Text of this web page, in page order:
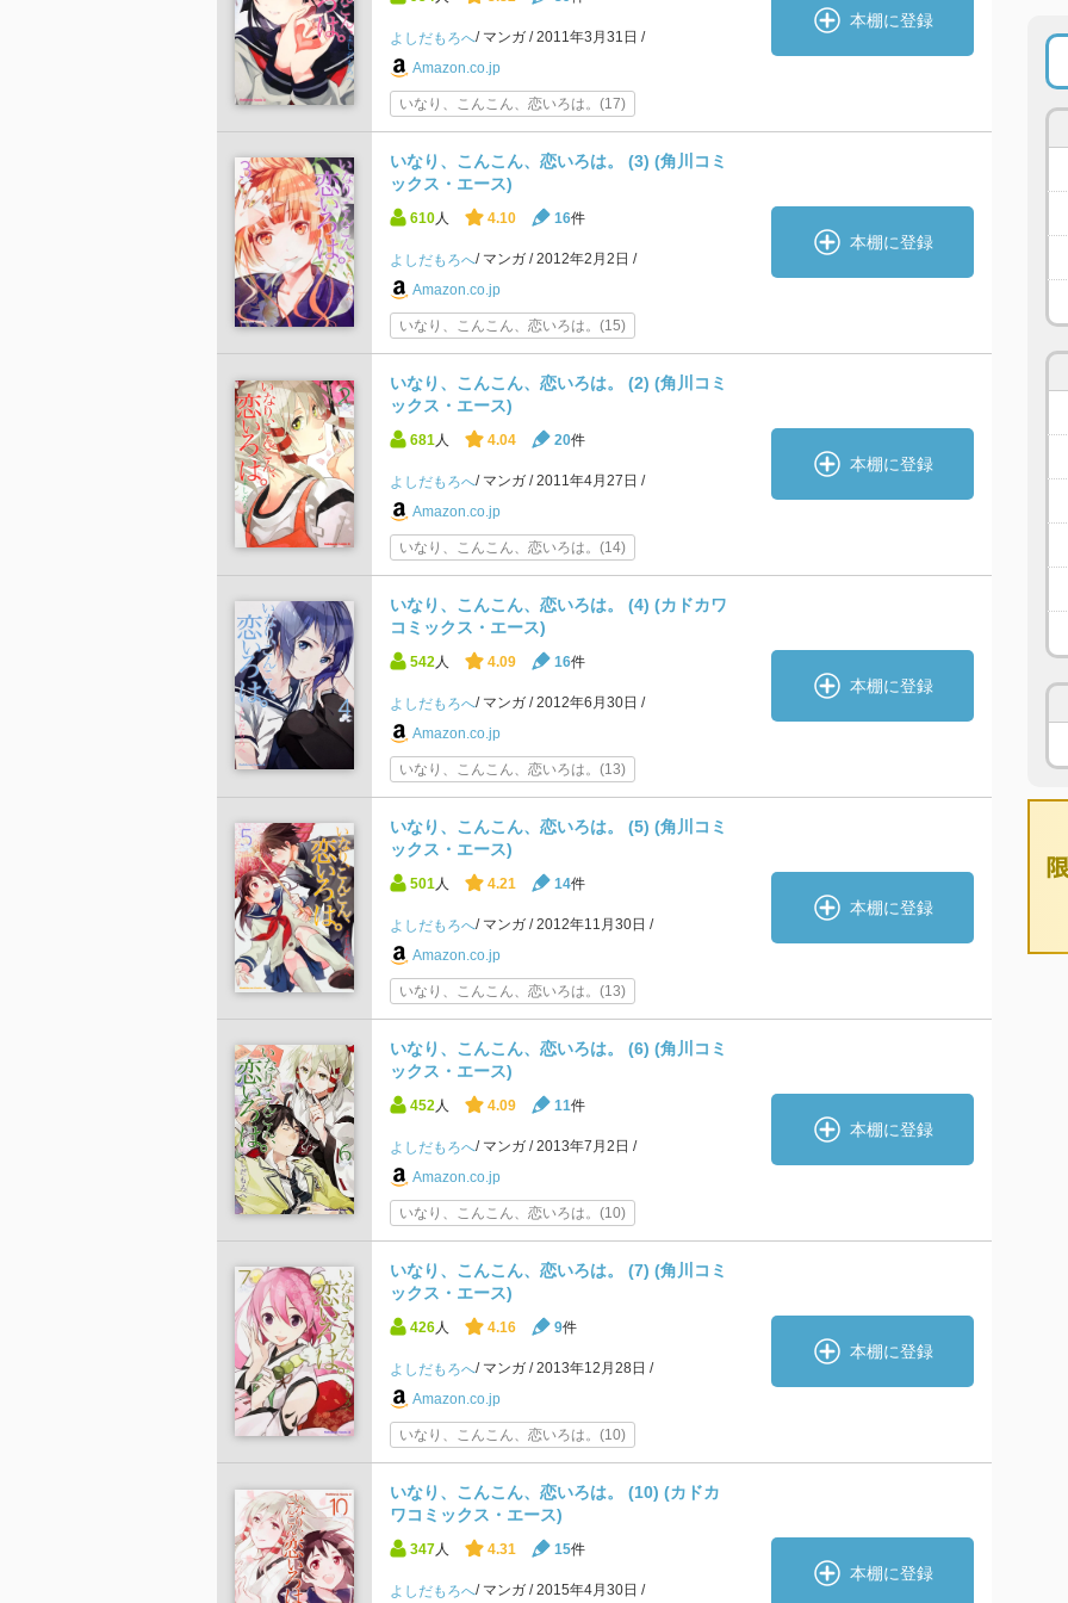
よしだもろへ マンガ
2011年3月31日
Amazon.co.jp
いなり、こんこん、恋いろは。(17)
本棚に登録
いなり、こんこん、恋いろは。 (3) (角川コミ
ックス・エース)
610 人 4.10 16件
よしだもろへ マンガ
2012年2月2日
Amazon.co.jp
いなり、こんこん、恋いろは。(15)
本棚に登録
いなり、こんこん、恋いろは。 (2) (角川コミ
ックス・エース)
681 人 4.04 20件
よしだもろへ マンガ
2011年4月27日
Amazon.co.jp
いなり、こんこん、恋いろは。(14)
本棚に登録
いなり、こんこん、恋いろは。 (4) (カドカワ
コミックス・エース)
542 人 4.09 16件
よしだもろへ マンガ
2012年6月30日
Amazon.co.jp
いなり、こんこん、恋いろは。(13)
本棚に登録
いなり、こんこん、恋いろは。 (5) (角川コミ
ックス・エース)
501 人 4.21 14件
よしだもろへ マンガ
2012年11月30日
Amazon.co.jp
いなり、こんこん、恋いろは。(13)
本棚に登録
いなり、こんこん、恋いろは。 (6) (角川コミ
ックス・エース)
452 人 4.09 11件
よしだもろへ マンガ
2013年7月2日
Amazon.co.jp
いなり、こんこん、恋いろは。(10)
本棚に登録
いなり、こんこん、恋いろは。 (7) (角川コミ
ックス・エース)
426 人 4.16 9件
よしだもろへ マンガ
2013年12月28日
Amazon.co.jp
いなり、こんこん、恋いろは。(10)
本棚に登録
いなり、こんこん、恋いろは。 (10) (カドカ
ワコミックス・エース)
347 人 4.31 15件
よしだもろへ マンガ 2015年4月30日
本棚に登録